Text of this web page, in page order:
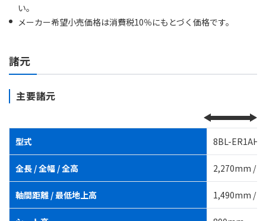
い。
メーカー希望小売価格は消費税10％にもとづく価格です。
諸元
主要諸元
型式 8BL-ER1AH
全長 / 全幅 / 全高 2,270mm /
軸間距離 / 最低地上高 1,490mm /